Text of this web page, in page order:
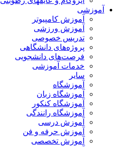
آموزشی
آموزش کامپیوتر
آموزش ورزشی
تدریس خصوصی
پروژه‌های دانشگاهی
فرصت‌های دانشجویی
خدمات آموزشی
سایر
آموزشگاه
آموزشگاه زبان
آموزشگاه کنکور
آموزشگاه رانندگی
آموزش درسی
آموزش حرفه و فن
آموزش تخصصی